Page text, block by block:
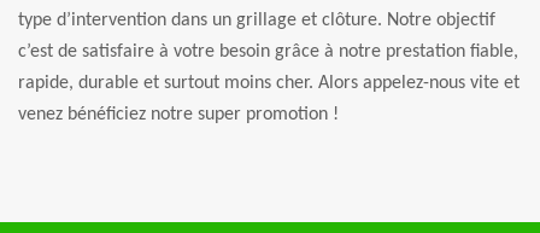
type d’intervention dans un grillage et clôture. Notre objectif
c’est de satisfaire à votre besoin grâce à notre prestation fiable,
rapide, durable et surtout moins cher. Alors appelez-nous vite et
venez bénéficiez notre super promotion !